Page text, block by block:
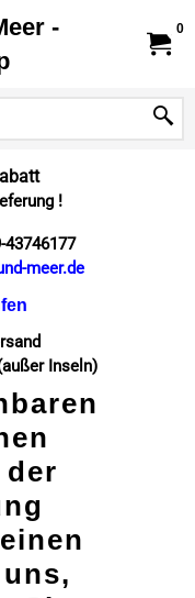
-
0
!
meer.de
Inseln)